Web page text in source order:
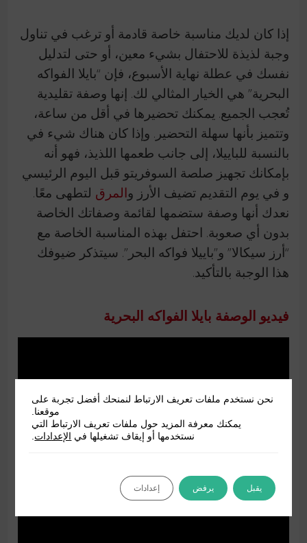
إذا كان لديك مناسبة خاصة قادمة أو ترغب في تناول
وجبة لذيذة للاحتفال بشيء معين، أو حتى لتدليل
نفسك في عطلة نهاية الأسبوع، فإن “بايلا الفواكه
البحرية” هي الخيار المثالي لك. إنها وصفة تقليدية
تُعجب الجميع. يمكنك تحضيرها في أقل من ساعة،
وتتميز بأنها سهلة التحضير. وإذا كان هناك شيء في
بالنسبة للباييلا، إلى جانب طعمها اللذيذ، فهو أنه
بإمكانك تجهيز صلصة السوفريتو قبل اليوم الرئيسي
و في يوم التقديم تضيف الأرز والمرق لتطهى معًا.
نعدك أنها وصفة ستضمها لقائمة وصفاتك الخاصة
بدون أي صعوبة. احتفل بهذه المناسبة الخاصة مع
“أرز سيكالا” و”باييلا فواكه البحر”. سيتذكر ضيوفك
هذا الوجبة بالتأكيد.
فيديو الوصفة بايلا الفواكه البحرية
نحن نستخدم ملفات تعريف الارتباط لنمنحك أفضل تجربة على
موقعنا.
يمكنك معرفة المزيد حول ملفات تعريف الارتباط التي
نستخدمها أو إيقاف تشغيلها في الإعدادات
يقبل يرفض إعدادات